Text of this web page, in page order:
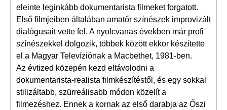
eleinte leginkább dokumentarista filmeket forgatott.
Első filmjeiben általában amatőr színészek improvizált
dialógusait vette fel. A nyolcvanas években már profi
színészekkel dolgozik, többek között ekkor készítette
el a Magyar Televíziónak a Macbethet, 1981-ben.
Az évtized közepén kezd eltávolodni a
dokumentarista-realista filmkészítéstől, és egy sokkal
stilizáltabb, szürreálisabb módon közelít a
filmezéshez. Ennek a kornak az első darabja az Őszi